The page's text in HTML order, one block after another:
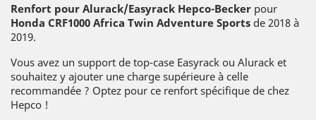
Renfort pour Alurack/Easyrack Hepco-Becker pour
Honda CRF1000 Africa Twin Adventure Sports de 2018 à
2019.
Vous avez un support de top-case Easyrack ou Alurack et
souhaitez y ajouter une charge supérieure à celle
recommandée ? Optez pour ce renfort spécifique de chez
Hepco !